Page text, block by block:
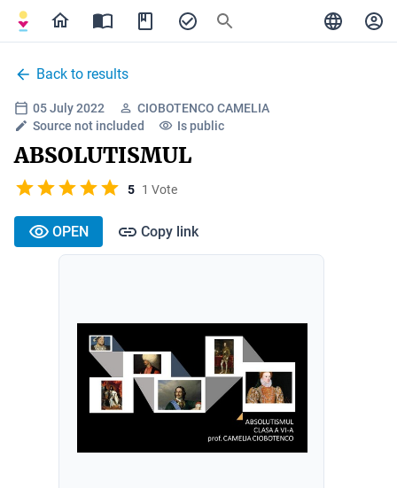
Back to results
05 July 2022
CIOBOTENCO CAMELIA
Source not included
Is public
ABSOLUTISMUL
5 1 Vote
OPEN Copy link